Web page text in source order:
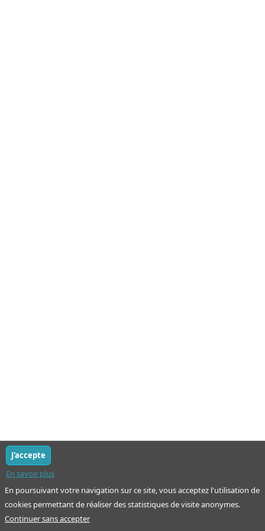
En poursuivant votre navigation sur ce site, vous acceptez l'utilisation de
cookies permettant de réaliser des statistiques de visite anonymes.
En savoir plus
J'accepte
Continuer sans accepter